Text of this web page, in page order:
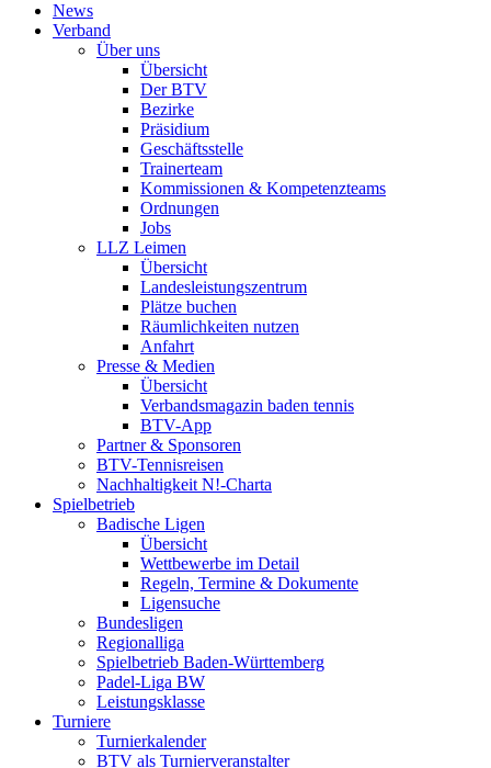
News
Verband
Über uns
Übersicht
Der BTV
Bezirke
Präsidium
Geschäftsstelle
Trainerteam
Kommissionen & Kompetenzteams
Ordnungen
Jobs
LLZ Leimen
Übersicht
Landesleistungszentrum
Plätze buchen
Räumlichkeiten nutzen
Anfahrt
Presse & Medien
Übersicht
Verbandsmagazin baden tennis
BTV-App
Partner & Sponsoren
BTV-Tennisreisen
Nachhaltigkeit N!-Charta
Spielbetrieb
Badische Ligen
Übersicht
Wettbewerbe im Detail
Regeln, Termine & Dokumente
Ligensuche
Bundesligen
Regionalliga
Spielbetrieb Baden-Württemberg
Padel-Liga BW
Leistungsklasse
Turniere
Turnierkalender
BTV als Turnierveranstalter